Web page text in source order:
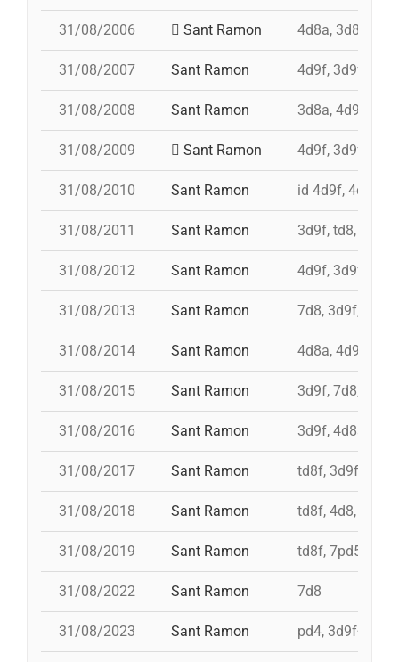
31/08/2006 Sant Ramon 4d8a, 3d8,
31/08/2007 Sant Ramon 4d9f, 3d9f,
31/08/2008 Sant Ramon 3d8a, 4d9f,
31/08/2009 Sant Ramon 4d9f, 3d9fa,
31/08/2010 Sant Ramon id 4d9f, 4d9f,
31/08/2011 Sant Ramon 3d9f, td8, id
31/08/2012 Sant Ramon 4d9f, 3d9f,
31/08/2013 Sant Ramon 7d8, 3d9f,
31/08/2014 Sant Ramon 4d8a, 4d9f,
31/08/2015 Sant Ramon 3d9f, 7d8,
31/08/2016 Sant Ramon 3d9f, 4d8a,
31/08/2017 Sant Ramon td8f, 3d9f, 4d8,
31/08/2018 Sant Ramon td8f, 4d8, 3d8,
31/08/2019 Sant Ramon td8f, 7pd5, pd5
31/08/2022 Sant Ramon 7d8
31/08/2023 Sant Ramon pd4,